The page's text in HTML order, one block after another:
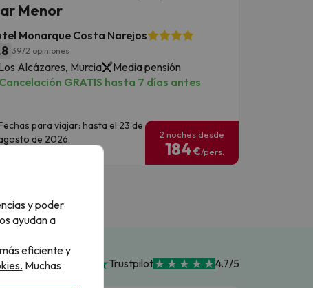
Menor
Monarque Costa Narejos
3972 opiniones
Alcázares, Murcia
Media pensión
Cancelación GRATIS hasta 7 días antes
para viajar: hasta el 23 de
de 2026.
2 noches desde
184€/pers.
Trustpilot 4.7/5
y poder
ayudan a
eficiente y
Muchas